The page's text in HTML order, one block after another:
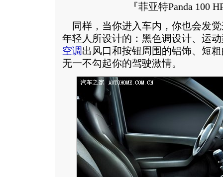
『菲亚特Panda 100
同样，当你进入车内，你也会发
年轻人所设计的：黑色调设计、运
空调出风口和按钮周围的铝饰、短
无一不勾起你的驾驶激情。